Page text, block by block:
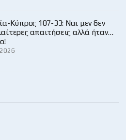
Κύπρος 107-33: Ναι μεν δεν
απαιτήσεις αλλά ήταν…